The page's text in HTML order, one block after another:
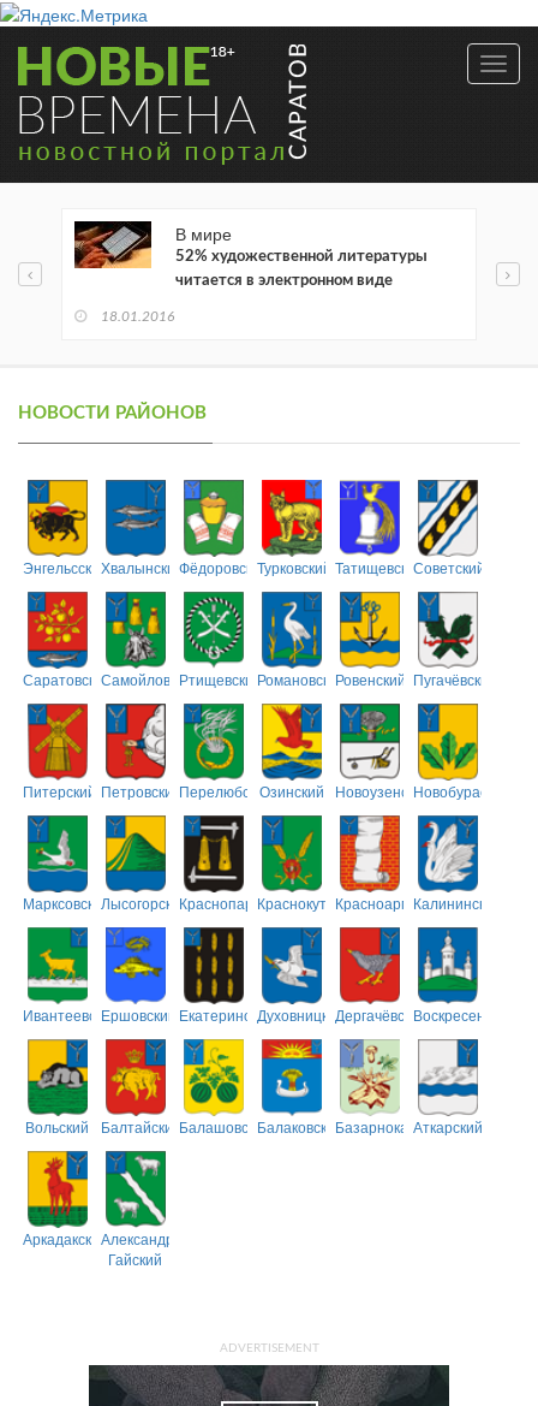
В мире
52% художественной литературы
читается в электронном виде
18.01.2016
НОВОСТИ РАЙОНОВ
ЭнгельсскийХвалынскийФёдоровскийТурковский ТатищевскийСоветский
СаратовскийСамойловскийРтищевскийРомановскийРовенский Пугачёвский
Питерский ПетровскийПерелюбскийОзинский НовоузенскийНовобурасский
МарксовскийЛысогорскийКраснопартизанский
КраснокутскийКрасноармейский
Калининский
ИвантеевскийЕршовский ЕкатериновскийДуховницкийДергачёвскийВоскресенский
Вольский БалтайскийБалашовскийБалаковскийБазарнокарабулакский
Аткарский
АркадакскийАлександрово-
Гайский
ADVERTISEMENT